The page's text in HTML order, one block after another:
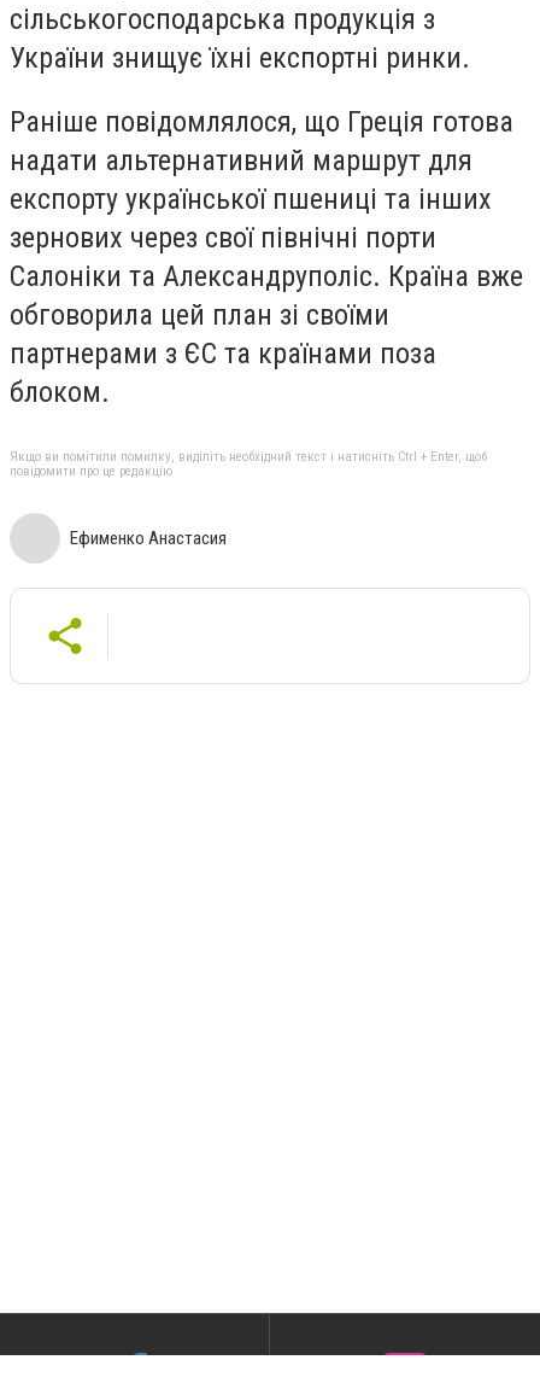
сільськогосподарська продукція з
України знищує їхні експортні ринки.
Раніше повідомлялося, що Греція готова
надати альтернативний маршрут для
експорту української пшениці та інших
зернових через свої північні порти
Салоніки та Александруполіс. Країна вже
обговорила цей план зі своїми
партнерами з ЄС та країнами поза
блоком.
Якщо ви помітили помилку, виділіть необхідний текст і натисніть Ctrl + Enter, щоб
повідомити про це редакцію
Ефименко Анастасия